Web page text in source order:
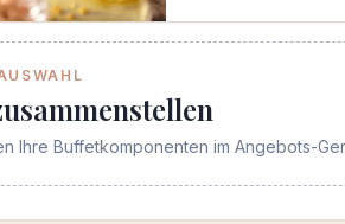
Ihre Buffetkomponenten im Angebots-